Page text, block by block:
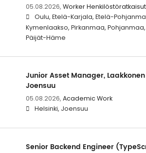
05.08.2026, Worker Henkilöstöratkaisut
Oulu, Etelä-Karjala, Etelä-
Kymenlaakso, Pirkanmaa,
Päijät-Häme
Junior Asset Manager,
Joensuu
05.08.2026, Academic Work
Helsinki, Joensuu
Senior Backend Engineer